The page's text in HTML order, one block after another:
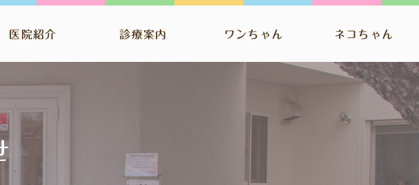
医院紹介 診療案内 ワンちゃん ネコちゃん